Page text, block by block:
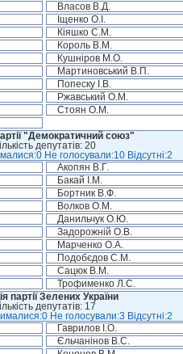
Власов В.Д.
Іщенко О.І.
Кіяшко С.М.
Король В.М.
Кушніров М.О.
Мартиновський В.П.
Попеску І.В.
Ржавський О.М.
Стоян О.М.
"Демократичний союз"
депутатів: 20
Не голосували:10 Відсутні:2
Акопян В.Г.
Бакай І.М.
Бортник В.Ф.
Волков О.М.
Данильчук О.Ю.
Задорожній О.В.
Марченко О.А.
Подобєдов С.М.
Сацюк В.М.
Трофименко Л.С.
партії Зелених України
депутатів: 17
Не голосували:3 Відсутні:2
Гаврилов І.О.
Єльчанінов В.С.